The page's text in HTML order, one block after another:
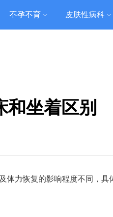
不孕不育 皮肤性病科
和坐着区别
体力恢复的影响程度不同，